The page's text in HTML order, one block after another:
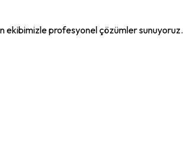
ekibimizle profesyonel çözümler sunuyoruz.